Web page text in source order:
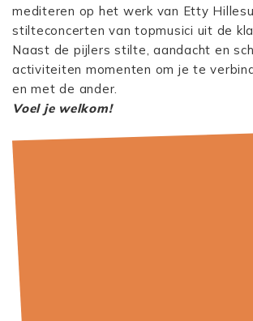
mediteren op het werk van Etty
stilteconcerten van topmusici uit de
Naast de pijlers stilte, aandacht en
activiteiten momenten om je te
en met de ander.
Voel je welkom!